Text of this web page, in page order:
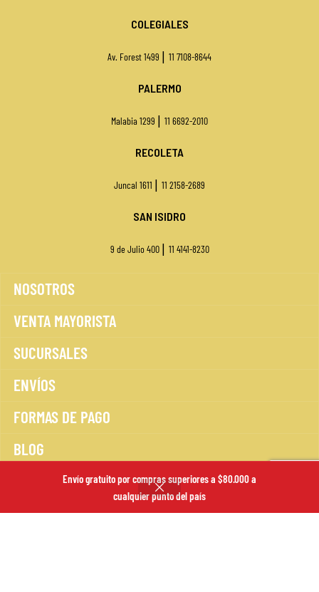
Envío gratuito por compras superiores a $80.000 a
cualquier punto del país
COLEGIALES
Av. Forest 1499 | 11 7108-8644
PALERMO
Malabia 1299 | 11 6692-2010
RECOLETA
Juncal 1611 | 11 2158-2689
SAN ISIDRO
9 de Julio 400 | 11 4141-8230
NOSOTROS
VENTA MAYORISTA
SUCURSALES
ENVÍOS
FORMAS DE PAGO
BLOG
POLÍTICA DE DEVOLUCIONES
POLÍTICA DE PRIVACIDAD